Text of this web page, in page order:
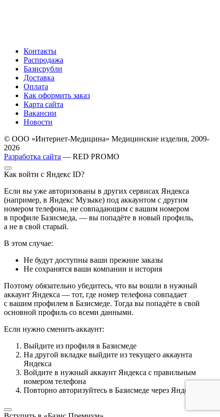
Контакты
Распродажа
Базисрубли
Доставка
Оплата
Как оформить заказ
Карта сайта
Вакансии
Новости
© ООО «Интернет-Медицина» Медицинские изделия, 2009-
2026
Разработка сайта — RED PROMO
Как войти с Яндекс ID?
Если вы уже авторизованы в других сервисах Яндекса
(например, в Яндекс Музыке) под аккаунтом с другим
номером телефона, не совпадающим с вашим номером
в профиле Базисмеда, — вы попадёте в новый профиль,
а не в свой старый.
В этом случае:
Не будут доступны ваши прежние заказы
Не сохранятся ваши компании и история
Поэтому обязательно убедитесь, что вы вошли в нужный
аккаунт Яндекса — тот, где номер телефона совпадает
с вашим профилем в Базисмеде. Тогда вы попадёте в свой
основной профиль со всеми данными.
Если нужно сменить аккаунт:
Выйдите из профиля в Базисмеде
На другой вкладке выйдите из текущего аккаунта
Яндекса
Войдите в нужный аккаунт Яндекса с правильным
номером телефона
Повторно авторизуйтесь в Базисмеде через Яндекс ID